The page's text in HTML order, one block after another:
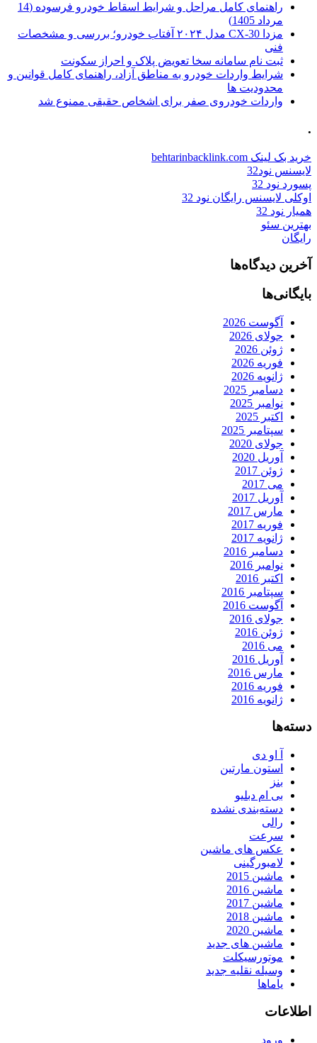
راهنمای کامل مراحل و شرایط اسقاط خودرو فرسوده (14
مرداد 1405)
مزدا CX-30 مدل ۲۰۲۴ آفتاب خودرو؛ بررسی و مشخصات
فنی
ثبت نام سامانه سخا تعویض پلاک و احراز سکونت
شرایط واردات خودرو به مناطق آزاد، راهنمای کامل قوانین و
محدودیت ها
واردات خودروی صفر برای اشخاص حقیقی ممنوع شد
.
خرید بک لینک behtarinbacklink.com
لایسنس نود32
پسورد نود 32
اوکلی لایسنس رایگان نود 32
همیار نود 32
بهترین سئو
رایگان
آخرین دیدگاه‌ها
بایگانی‌ها
آگوست 2026
جولای 2026
ژوئن 2026
فوریه 2026
ژانویه 2026
دسامبر 2025
نوامبر 2025
اکتبر 2025
سپتامبر 2025
جولای 2020
آوریل 2020
ژوئن 2017
می 2017
آوریل 2017
مارس 2017
فوریه 2017
ژانویه 2017
دسامبر 2016
نوامبر 2016
اکتبر 2016
سپتامبر 2016
آگوست 2016
جولای 2016
ژوئن 2016
می 2016
آوریل 2016
مارس 2016
فوریه 2016
ژانویه 2016
دسته‌ها
آ او دی
استون مارتین
بنز
بی ام دبلیو
دسته‌بندی نشده
رالی
سرعت
عکس های ماشین
لامبورگینی
ماشین 2015
ماشین 2016
ماشین 2017
ماشین 2018
ماشین 2020
ماشین های جدید
موتورسیکلت
وسیله نقلیه جدید
یاماها
اطلاعات
ورود